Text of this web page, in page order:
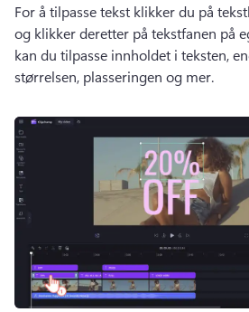
For å tilpasse tekst klikker du på
og klikker deretter på tekstfanen på
kan du tilpasse innholdet i teksten,
størrelsen, plasseringen og mer.